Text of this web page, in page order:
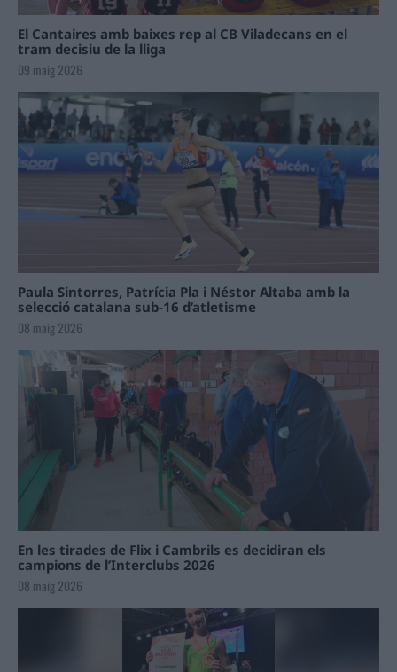
El Cantaires amb baixes rep al CB Viladecans en el
tram decisiu de la lliga
09 maig 2026
Paula Sintorres, Patrícia Pla i Néstor Altaba amb la
selecció catalana sub-16 d’atletisme
08 maig 2026
En les tirades de Flix i Cambrils es decidiran els
campions de l’Interclubs 2026
08 maig 2026